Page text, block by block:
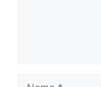
Nome